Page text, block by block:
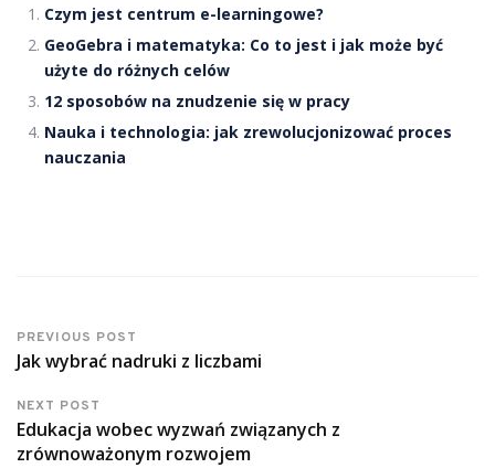
Czym jest centrum e-learningowe?
GeoGebra i matematyka: Co to jest i jak może być
użyte do różnych celów
12 sposobów na znudzenie się w pracy
Nauka i technologia: jak zrewolucjonizować proces
nauczania
PREVIOUS POST
Jak wybrać nadruki z liczbami
NEXT POST
Edukacja wobec wyzwań związanych z
zrównoważonym rozwojem